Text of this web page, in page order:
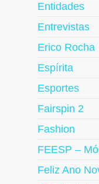
Entidades
Entrevistas
Erico Rocha
Espírita
Esportes
Fairspin 2
Fashion
FEESP –
Feliz Ano